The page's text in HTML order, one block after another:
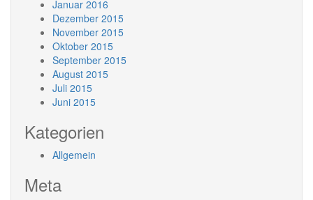
Januar 2016
Dezember 2015
November 2015
Oktober 2015
September 2015
August 2015
Juli 2015
Juni 2015
Kategorien
Allgemein
Meta